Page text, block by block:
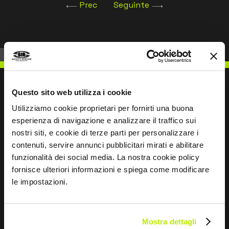
Questo sito web utilizza i cookie
Utilizziamo cookie proprietari per fornirti una buona
esperienza di navigazione e analizzare il traffico sui
nostri siti, e cookie di terze parti per personalizzare i
contenuti, servire annunci pubblicitari mirati e abilitare
funzionalità dei social media. La nostra cookie policy
fornisce ulteriori informazioni e spiega come modificare
le impostazioni.
Mostra dettagli
Prec Seguinte
ESCREVER PARA NÓS
Mantemo-nos em contacto